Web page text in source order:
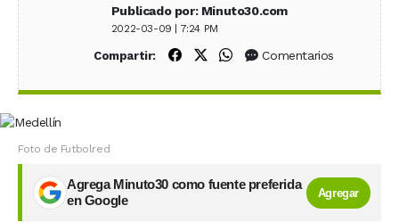
Publicado por: Minuto30.com
2022-03-09 | 7:24 PM
Compartir: Compartir en Facebook
Compartir en X (Twitter)
Compartir en WhatsApp
Comentarios
Foto de Futbolred
Agrega Minuto30 como fuente preferida
en Google
Agregar